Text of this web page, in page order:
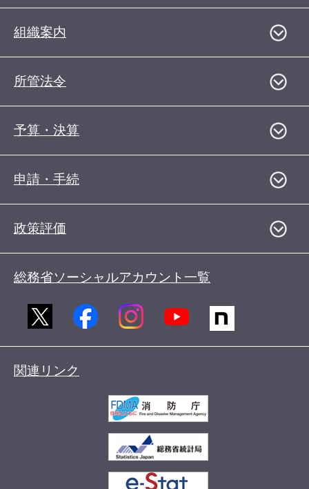
組織案内
所管法令
予算・決算
申請・手続
政策評価
総務省ソーシャルアカウント一覧
関連リンク